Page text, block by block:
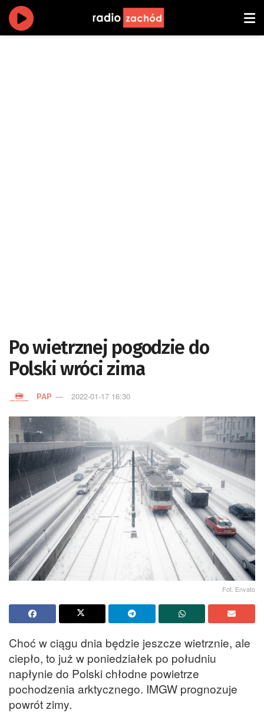
Po wietrznej pogodzie do
Polski wróci zima
PAP 2022-01-17 16:30
Fot. Envato
Choć w ciągu dnia będzie jeszcze wietrznie, ale
ciepło, to już w poniedziałek po południu
napłynie do Polski chłodne powietrze
pochodzenia arktycznego. IMGW prognozuje
powrót zimy.